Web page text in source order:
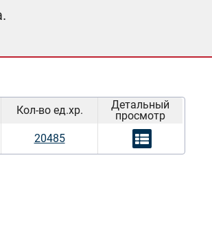
Кол-во ед.хр.
Детальный
просмотр
20485